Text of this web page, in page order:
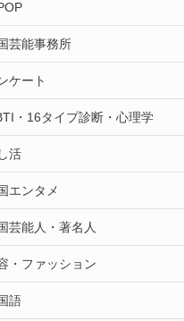
芸能事務所
ケート
・16タイプ診断・心理学
活
エンタメ
芸能人・著名人
・ファッション
語